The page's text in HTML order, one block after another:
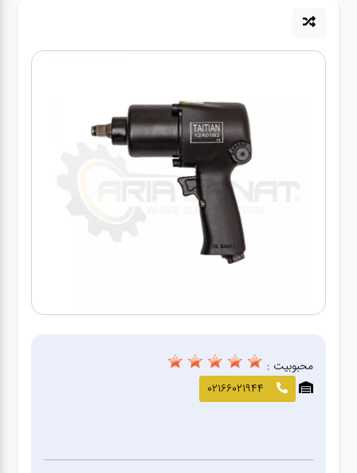
باطری و
صافکاری
محبوبیت :
02166021944